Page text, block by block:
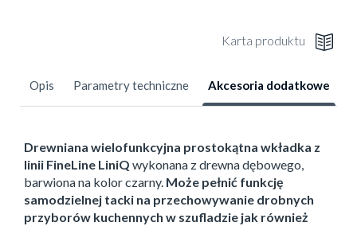
Karta produktu
Opis Parametry techniczne Akcesoria dodatkowe
Drewniana wielofunkcyjna prostokątna wkładka z
linii FineLine LiniQ wykonana z drewna dębowego,
barwiona na kolor czarny. Może pełnić funkcję
samodzielnej tacki na przechowywanie drobnych
przyborów kuchennych w szufladzie jak również